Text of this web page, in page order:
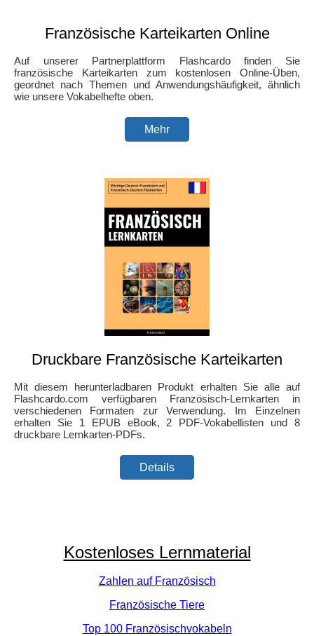
Französische Karteikarten Online
Auf unserer Partnerplattform Flashcardo finden Sie
französische Karteikarten zum kostenlosen Online-Üben,
geordnet nach Themen und Anwendungshäufigkeit, ähnlich
wie unsere Vokabelhefte oben.
Mehr
Druckbare Französische Karteikarten
Mit diesem herunterladbaren Produkt erhalten Sie alle auf
Flashcardo.com verfügbaren Französisch-Lernkarten in
verschiedenen Formaten zur Verwendung. Im Einzelnen
erhalten Sie 1 EPUB eBook, 2 PDF-Vokabellisten und 8
druckbare Lernkarten-PDFs.
Details
Kostenloses Lernmaterial
Zahlen auf Französisch
Französische Tiere
Top 100 Französischvokabeln